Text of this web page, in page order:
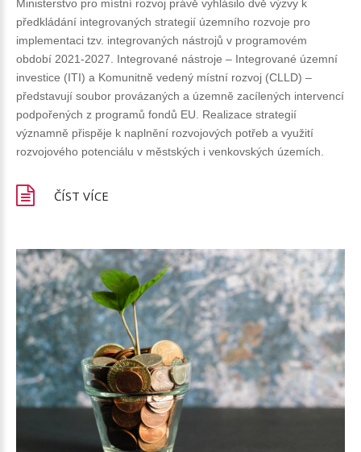
Ministerstvo pro místní rozvoj právě vyhlásilo dvě výzvy k
předkládání integrovaných strategií územního rozvoje pro
implementaci tzv. integrovaných nástrojů v programovém
období 2021-2027. Integrované nástroje – Integrované územní
investice (ITI) a Komunitně vedený místní rozvoj (CLLD) –
představují soubor provázaných a územně zacílených intervencí
podpořených z programů fondů EU. Realizace strategií
významně přispěje k naplnění rozvojových potřeb a využití
rozvojového potenciálu v městských i venkovských územích.
ČÍST VÍCE